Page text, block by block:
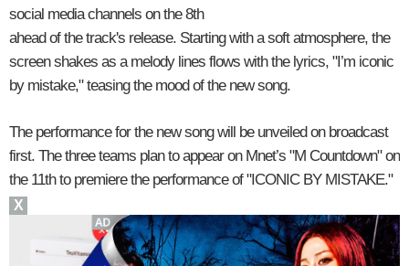
social media channels on the 8th
ahead of the track's release. Starting with a soft atmosphere, the
screen shakes as a melody lines flows with the lyrics, "I’m iconic
by mistake," teasing the mood of the new song.
The performance for the new song will be unveiled on broadcast
first. The three teams plan to appear on Mnet’s "M Countdown" on
the 11th to premiere the performance of "ICONIC BY MISTAKE."
X